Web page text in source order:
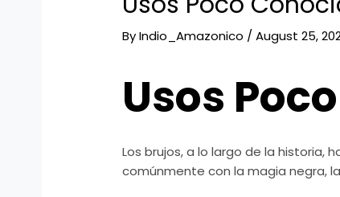
ByIndio_Amazonico /August 25,
Usos
Los brujos, a lo largo de la historia,
comúnmente con la magia negra,